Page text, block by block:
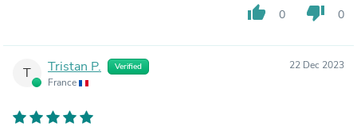
thumb_up 0 thumb_down 0
T Tristan P. Verified
France
22 Dec 2023